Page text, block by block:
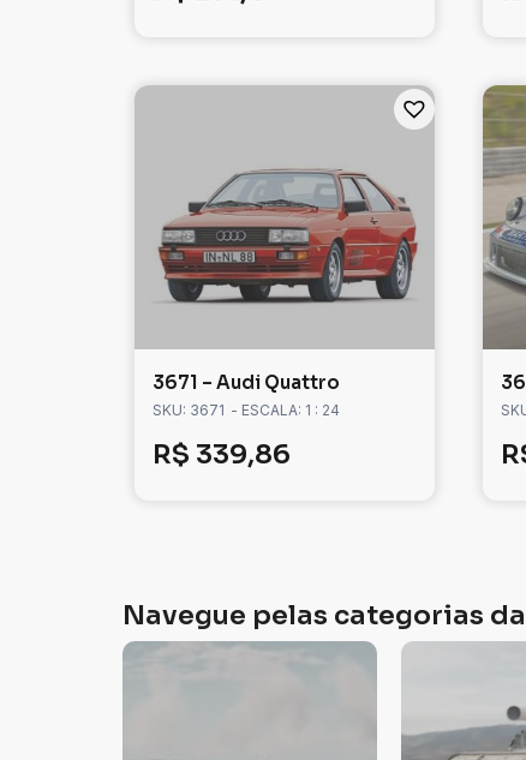
3671 – Audi Quattro
SKU: 3671 - ESCALA: 1 : 24
R$ 339,86
Navegue pelas categorias